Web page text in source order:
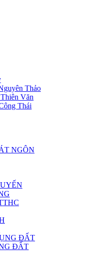
Thảo
Văn
Thái
NGÔN
ĐẤT
ĐẤT